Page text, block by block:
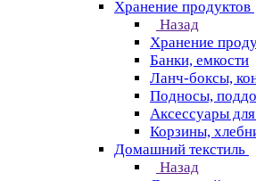
Хранение продуктов
Назад
Хранение
Банки, емкости
Ланч-боксы,
Подносы,
Аксессуары
Корзины,
Домашний текстиль
Назад